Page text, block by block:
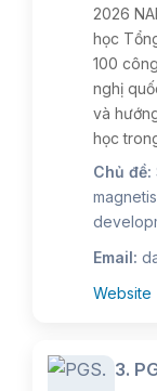
2026
học
100
nghị
và
học
Chủ đề:
Email:
Website
3.